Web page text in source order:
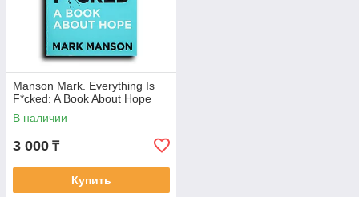
Manson Mark. Everything Is
F*cked: A Book About Hope
В наличии
3 000 ₸
Купить